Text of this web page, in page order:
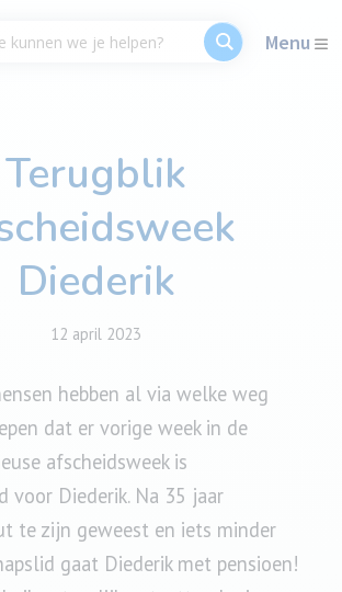
Menu
Terugblik
Diederik
12 april 2023
hebben al via welke weg
dat er vorige week in de
afscheidsweek is
voor Diederik. Na 35 jaar
te zijn geweest en iets minder
gaat Diederik met pensioen!